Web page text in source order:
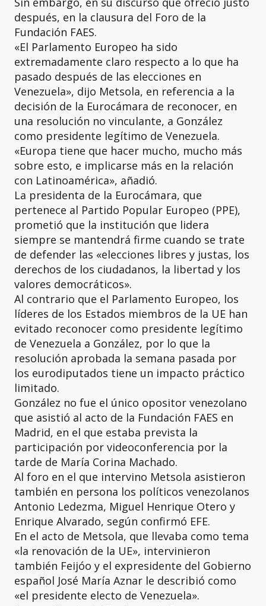
después, en la clausura del Foro de la
Fundación FAES.
«El Parlamento Europeo ha sido
extremadamente claro respecto a lo que ha
pasado después de las elecciones en
Venezuela», dijo Metsola, en referencia a la
decisión de la Eurocámara de reconocer, en
una resolución no vinculante, a González
como presidente legítimo de Venezuela.
«Europa tiene que hacer mucho, mucho más
sobre esto, e implicarse más en la relación
con Latinoamérica», añadió.
La presidenta de la Eurocámara, que
pertenece al Partido Popular Europeo (PPE),
prometió que la institución que lidera
siempre se mantendrá firme cuando se trate
de defender las «elecciones libres y justas, los
derechos de los ciudadanos, la libertad y los
valores democráticos».
Al contrario que el Parlamento Europeo, los
líderes de los Estados miembros de la UE han
evitado reconocer como presidente legítimo
de Venezuela a González, por lo que la
resolución aprobada la semana pasada por
los eurodiputados tiene un impacto práctico
limitado.
González no fue el único opositor venezolano
que asistió al acto de la Fundación FAES en
Madrid, en el que estaba prevista la
participación por videoconferencia por la
tarde de María Corina Machado.
Al foro en el que intervino Metsola asistieron
también en persona los políticos venezolanos
Antonio Ledezma, Miguel Henrique Otero y
Enrique Alvarado, según confirmó EFE.
En el acto de Metsola, que llevaba como tema
«la renovación de la UE», intervinieron
también Feijóo y el expresidente del Gobierno
español José María Aznar le describió como
«el presidente electo de Venezuela».